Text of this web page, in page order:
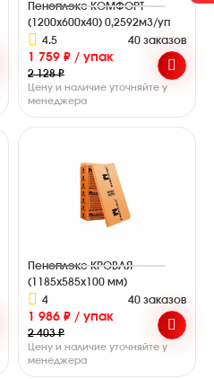
Пеноплэкс КОМФОРТ
(1200х600х40) 0,2592м3/уп
4.5
40 заказов
1 759 ₽ / упак
2 128 ₽
Цену и наличие уточняйте у
менеджера
Пеноплэкс КРОВЛЯ
(1185х585х100 мм)
4
40 заказов
1 986 ₽ / упак
2 403 ₽
Цену и наличие уточняйте у
менеджера